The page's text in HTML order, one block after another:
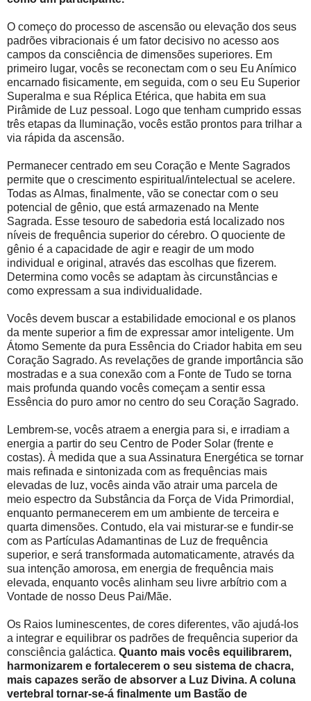
O começo do processo de ascensão ou elevação dos seus
padrões vibracionais é um fator decisivo no acesso aos
campos da consciência de dimensões superiores. Em
primeiro lugar, vocês se reconectam com o seu Eu Anímico
encarnado fisicamente, em seguida, com o seu Eu Superior
Superalma e sua Réplica Etérica, que habita em sua
Pirâmide de Luz pessoal. Logo que tenham cumprido essas
três etapas da Iluminação, vocês estão prontos para trilhar a
via rápida da ascensão.
Permanecer centrado em seu Coração e Mente Sagrados
permite que o crescimento espiritual/intelectual se acelere.
Todas as Almas, finalmente, vão se conectar com o seu
potencial de gênio, que está armazenado na Mente
Sagrada. Esse tesouro de sabedoria está localizado nos
níveis de frequência superior do cérebro. O quociente de
gênio é a capacidade de agir e reagir de um modo
individual e original, através das escolhas que fizerem.
Determina como vocês se adaptam às circunstâncias e
como expressam a sua individualidade.
Vocês devem buscar a estabilidade emocional e os planos
da mente superior a fim de expressar amor inteligente. Um
Átomo Semente da pura Essência do Criador habita em seu
Coração Sagrado. As revelações de grande importância são
mostradas e a sua conexão com a Fonte de Tudo se torna
mais profunda quando vocês começam a sentir essa
Essência do puro amor no centro do seu Coração Sagrado.
Lembrem-se, vocês atraem a energia para si, e irradiam a
energia a partir do seu Centro de Poder Solar (frente e
costas). À medida que a sua Assinatura Energética se tornar
mais refinada e sintonizada com as frequências mais
elevadas de luz, vocês ainda vão atrair uma parcela de
meio espectro da Substância da Força de Vida Primordial,
enquanto permanecerem em um ambiente de terceira e
quarta dimensões. Contudo, ela vai misturar-se e fundir-se
com as Partículas Adamantinas de Luz de frequência
superior, e será transformada automaticamente, através da
sua intenção amorosa, em energia de frequência mais
elevada, enquanto vocês alinham seu livre arbítrio com a
Vontade de nosso Deus Pai/Mãe.
Os Raios luminescentes, de cores diferentes, vão ajudá-los
a integrar e equilibrar os padrões de frequência superior da
consciência galáctica. Quanto mais vocês equilibrarem,
harmonizarem e fortalecerem o seu sistema de chacra,
mais capazes serão de absorver a Luz Divina. A coluna
vertebral tornar-se-á finalmente um Bastão de